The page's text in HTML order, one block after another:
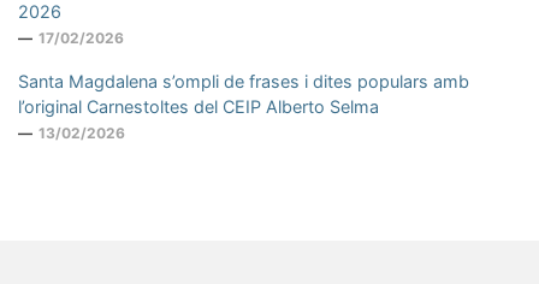
2026
17/02/2026
Santa Magdalena s’ompli de frases i dites populars amb
l’original Carnestoltes del CEIP Alberto Selma
13/02/2026